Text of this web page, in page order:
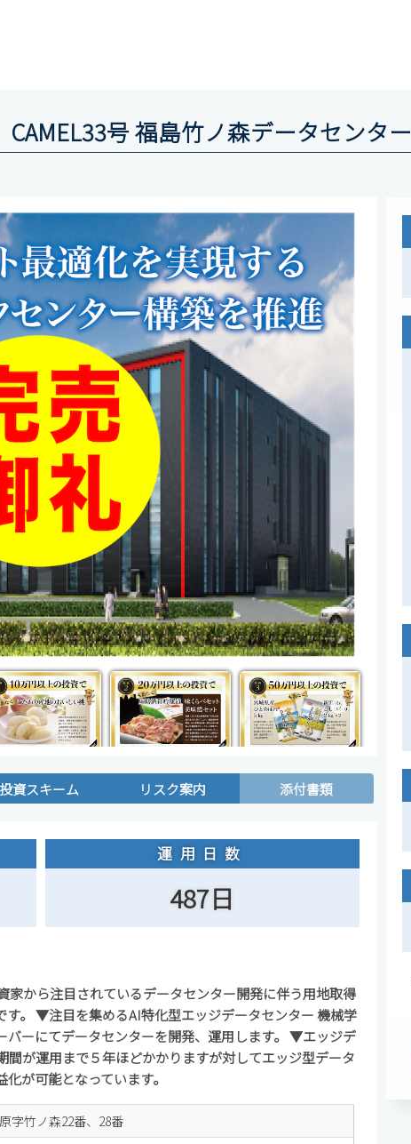
CAMEL33号 福島竹ノ森データセンター
投資スキーム リスク案内 添付書類
運用日数
487日
から注目されているデータセンター開発に伴う用地取得
。 ▼注目を集めるAI特化型エッジデータセンター 機械学
バーにてデータセンターを開発、運用します。 ▼エッジデ
が運用まで５年ほどかかりますが対してエッジ型データ
が可能となっています。
字竹ノ森22番、28番